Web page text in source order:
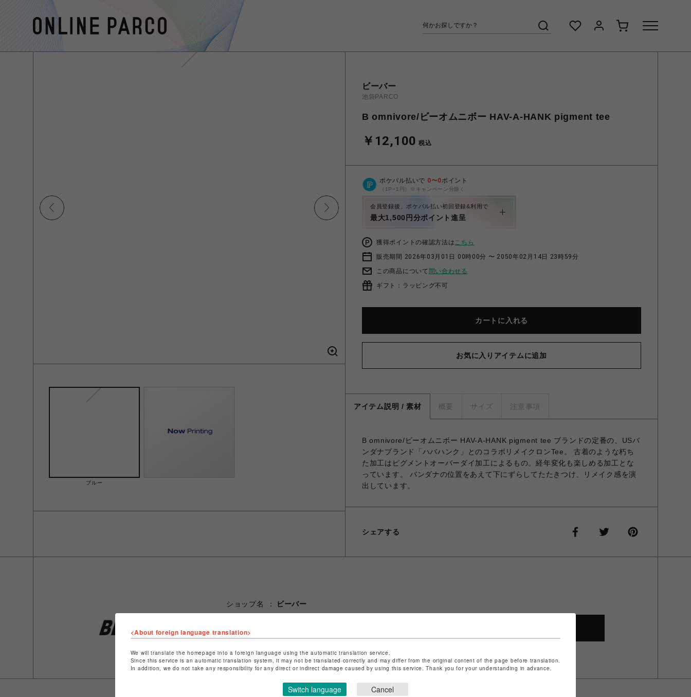
ブルー
ビーバー
池袋PARCO
B omnivore/ビーオムニボー HAV-A-HANK pigment tee
￥12,100 税込
ポケパル払いで 0〜0ポイント
（1P=1円）※キャンペーン分除く
会員登録後、ポケパル払い初回登録&利用で
最大1,500円分ポイント進呈
獲得ポイントの確認方法はこちら
販売期間 2026年03月01日 00時00分 〜 2050年02月14日 23時59分
この商品について 問い合わせる
ギフト：ラッピング不可
カートに入れる
お気に入りアイテムに追加
アイテム説明 / 素材 概要 サイズ 注意事項
B omnivore/ビーオムニボー HAV-A-HANK pigment tee ブランドの定番の、USバ
ンダナブランド「ハバハンク」とのコラボリメイクロンTee。 古着のような朽ち
た加工はピグメントオーバーダイ加工によるもの。経年変化も楽しめる加工とな
っています。 バンダナの位置をあえて下にずらしてたたきつけ、リメイク感を演
出しています。
シェアする
ショップ名
ビーバー
特定商取引法など法令に基づく表記はこちら
ショップお問い合わせは こちら
<About foreign language translation>
We will translate the homepage into a foreign language using the automatic translation service.
Since this service is an automatic translation system, it may not be translated correctly and may differ from the original content of the page before translation.
In addition, we do not take any responsibility for any direct or indirect damage caused by using this service. Thank you for your understanding in advance.
Switch language Cancel